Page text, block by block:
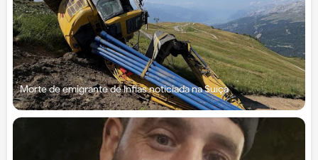
Morte de emigrante de Infias noticiada na Suíça